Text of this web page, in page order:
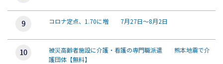
コロナ定点、1.70に増 7月27日～8月2日
被災高齢者施設に介護・看護の専門職派遣 熊本地震で介
護団体【無料】